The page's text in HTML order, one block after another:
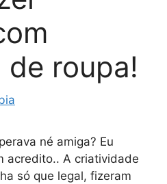
roupa!
né amiga? Eu
acredito.. A criatividade
só que legal, fizeram